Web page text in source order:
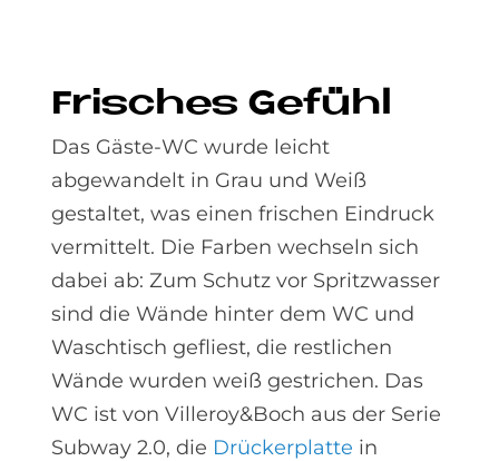
Fri­sches Ge­fühl
Das Gäste-WC wurde leicht
abgewandelt in Grau und Weiß
gestaltet, was einen frischen Eindruck
vermittelt. Die Farben wechseln sich
dabei ab: Zum Schutz vor Spritzwasser
sind die Wände hinter dem WC und
Waschtisch gefliest, die restlichen
Wände wurden weiß gestrichen. Das
WC ist von Villeroy&Boch aus der Serie
Subway 2.0, die Drückerplatte in